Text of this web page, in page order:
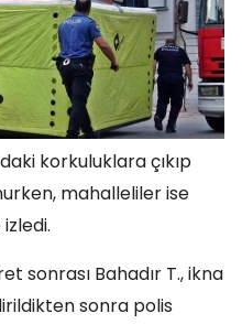
korkuluklara çıkıp
mahalleliler ise
sonrası Bahadır T., ikna
sonra polis